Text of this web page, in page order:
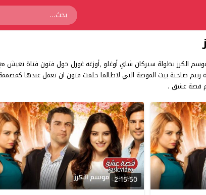
موسم الكرز بطولة سيركان شاي أوغلو ,أوزغه غورل حول فتون فتاة
رنيم صاحبة بيت الموضة التي لاطالما حلمت فتون ان تعمل عندها كمصممة
قصة عشق .
2:15:50